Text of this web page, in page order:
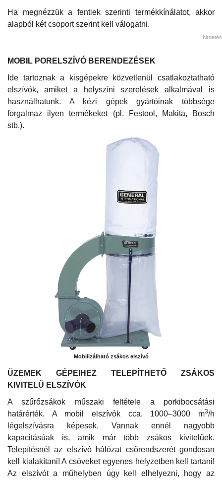
Ha megnézzük a fentiek szerinti termékkínálatot, akkor
alapból két csoport szerint kell válogatni.
hirdetés
MOBIL PORELSZÍVÓ BERENDEZÉSEK
Ide tartoznak a kisgépekre közvetlenül csatlakoztatható
elszívók, amiket a helyszíni szerelések alkalmával is
használhatunk. A kézi gépek gyártóinak többsége
forgalmaz ilyen termékeket (pl. Festool, Makita, Bosch
stb.).
Mobilizálható zsákos elszívó
ÜZEMEK GÉPEIHEZ TELEPÍTHETŐ ZSÁKOS
KIVITELŰ ELSZÍVÓK
A szűrőzsákok műszaki feltétele a porkibocsátási
határérték. A mobil elszívók cca. 1000–3000 m3/h
légelszívásra képesek. Vannak ennél nagyobb
kapacitásúak is, amik már több zsákos kivitelűek.
Telepítésnél az elszívó hálózat csőrendszerét gondosan
kell kialakítani! A csöveket egyenes helyzetben kell tartani!
Az elszívót a műhelyben úgy kell elhelyezni, hogy az